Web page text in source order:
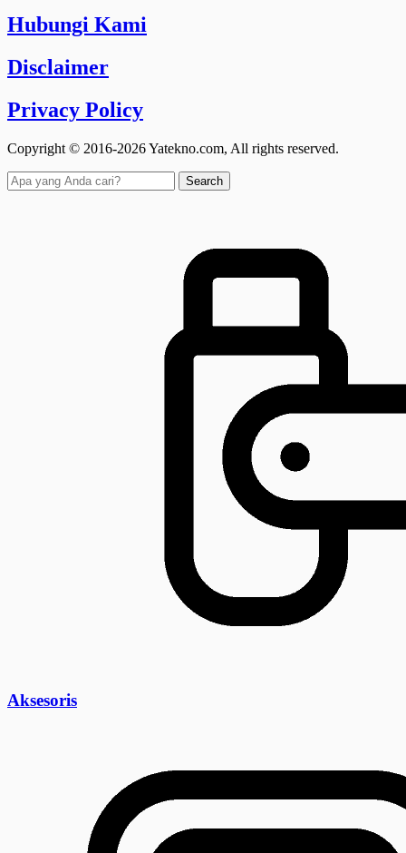
Hubungi Kami
Disclaimer
Privacy Policy
Copyright © 2016-2026 Yatekno.com, All rights reserved.
Search
Aksesoris